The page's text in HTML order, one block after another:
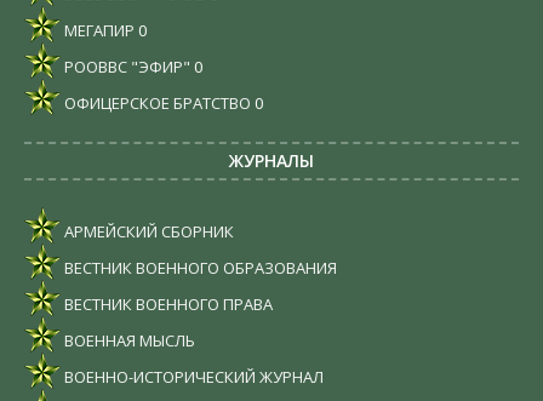
МЕГАПИР 0
РООВВС "ЭФИР" 0
ОФИЦЕРСКОЕ БРАТСТВО 0
ЖУРНАЛЫ
АРМЕЙСКИЙ СБОРНИК
ВЕСТНИК ВОЕННОГО ОБРАЗОВАНИЯ
ВЕСТНИК ВОЕННОГО ПРАВА
ВОЕННАЯ МЫСЛЬ
ВОЕННО-ИСТОРИЧЕСКИЙ ЖУРНАЛ